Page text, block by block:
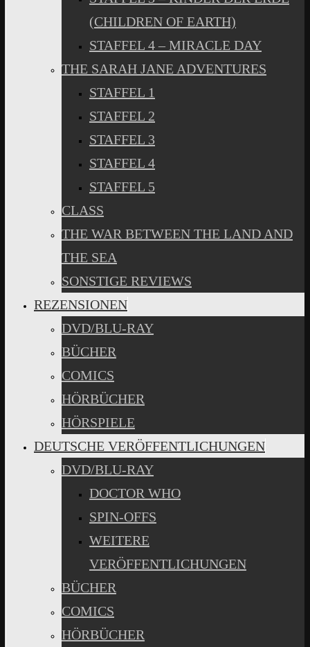
(CHILDREN OF EARTH)
STAFFEL 4 – MIRACLE DAY
THE SARAH JANE ADVENTURES
STAFFEL 1
STAFFEL 2
STAFFEL 3
STAFFEL 4
STAFFEL 5
CLASS
THE WAR BETWEEN THE LAND AND
THE SEA
SONSTIGE REVIEWS
REZENSIONEN
DVD/BLU-RAY
BÜCHER
COMICS
HÖRBÜCHER
HÖRSPIELE
DEUTSCHE VERÖFFENTLICHUNGEN
DVD/BLU-RAY
DOCTOR WHO
SPIN-OFFS
WEITERE
VERÖFFENTLICHUNGEN
BÜCHER
COMICS
HÖRBÜCHER